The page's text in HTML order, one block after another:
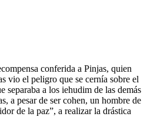
conferida a Pinjas, quien
vio el peligro que se cernía sobre el
a los iehudim de las demás
a pesar de ser cohen, un hombre de
de la paz”, a realizar la drástica